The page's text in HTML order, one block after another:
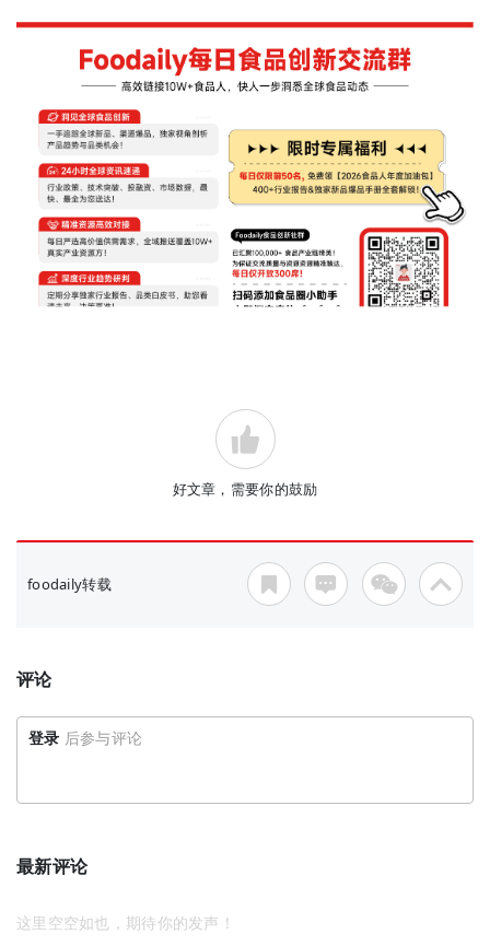
好文章，需要你的鼓励
foodaily转载
评论
登录 后参与评论
最新评论
这里空空如也，期待你的发声！